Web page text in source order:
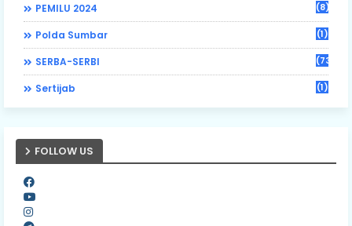
PEMILU 2024 (8)
Polda Sumbar (1)
SERBA-SERBI (73)
Sertijab (1)
FOLLOW US